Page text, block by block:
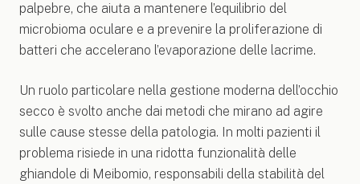
palpebre, che aiuta a mantenere l’equilibrio del
microbioma oculare e a prevenire la proliferazione di
batteri che accelerano l’evaporazione delle lacrime.
Un ruolo particolare nella gestione moderna dell’occhio
secco è svolto anche dai metodi che mirano ad agire
sulle cause stesse della patologia. In molti pazienti il
problema risiede in una ridotta funzionalità delle
ghiandole di Meibomio, responsabili della stabilità del